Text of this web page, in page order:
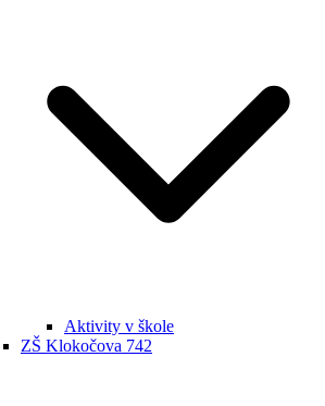
Aktivity v škole
ZŠ Klokočova 742